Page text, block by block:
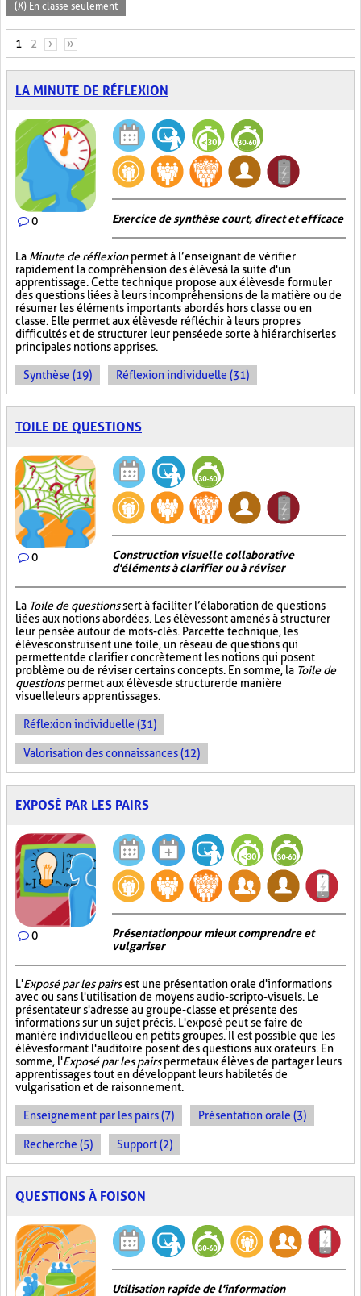
(X) En classe seulement
PAGES
1 2 › »
LA MINUTE DE RÉFLEXION
0 Exercice de synthèse court, direct et efficace
La Minute de réflexionpermet à l’enseignant de vérifier
rapidement la compréhension des élèves à la suite d'un
apprentissage. Cette technique propose aux élèves de formuler
des questions liées à leurs incompréhensions de la matière ou de
résumer les éléments importants abordés hors classe ou en
classe. Elle permet aux élèves de réfléchir à leurs propres
difficultés et de structurer leur pensée de sorte à hiérarchiser les
principales notions apprises.
Synthèse (19) Réflexion individuelle (31)
TOILE DE QUESTIONS
0
Construction visuelle collaborative
d'éléments à clarifier ou à réviser
La Toile de questionssert à faciliter l’élaboration de questions
liées aux notions abordées. Les élèves sont amenés à structurer
leur pensée autour de mots-clés. Par cette technique, les
élèves construisent une toile, un réseau de questions qui
permettent de clarifier concrètement les notions qui posent
problème ou de réviser certains concepts. En somme, la Toile de
questionspermet aux élèves de structurer de manière
visuelle leurs apprentissages.
Réflexion individuelle (31)
Valorisation des connaissances (12)
EXPOSÉ PAR LES PAIRS
0
Présentation pour mieux comprendre et
vulgariser
L'Exposé par les pairsest une présentation orale d'informations
avec ou sans l'utilisation de moyens audio-scripto-visuels. Le
présentateur s'adresse au groupe-classe et présente des
informations sur un sujet précis. L'exposé peut se faire de
manière individuelle ou en petits groupes. Il est possible que les
élèves formant l'auditoire posent des questions aux orateurs. En
somme, l'Exposé par les pairspermet aux élèves de partager leurs
apprentissages tout en développant leurs habiletés de
vulgarisation et de raisonnement.
Enseignement par les pairs (7) Présentation orale (3)
Recherche (5) Support (2)
QUESTIONS À FOISON
Utilisation rapide de l'information